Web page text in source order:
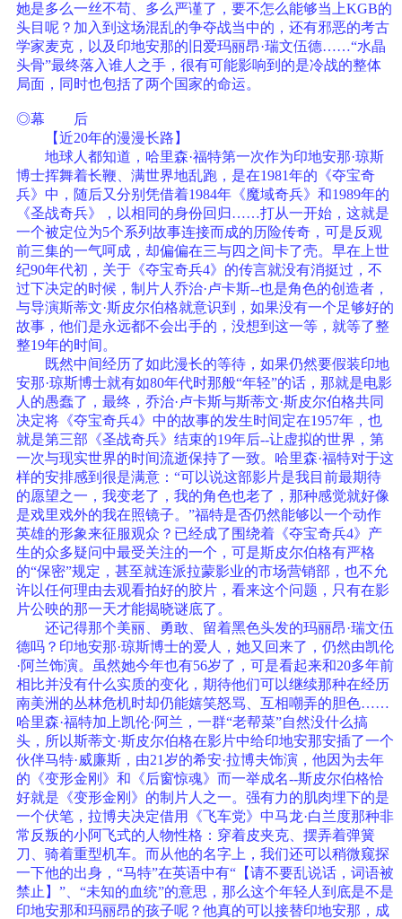
她是多么一丝不苟、多么严谨了，要不怎么能够当上KGB的
头目呢？加入到这场混乱的争夺战当中的，还有邪恶的考古
学家麦克，以及印地安那的旧爱玛丽昂·瑞文伍德……“水晶
头骨”最终落入谁人之手，很有可能影响到的是冷战的整体
局面，同时也包括了两个国家的命运。
◎幕 后
【近20年的漫漫长路】
地球人都知道，哈里森·福特第一次作为印地安那·琼斯
博士挥舞着长鞭、满世界地乱跑，是在1981年的《夺宝奇
兵》中，随后又分别凭借着1984年《魔域奇兵》和1989年的
《圣战奇兵》，以相同的身份回归……打从一开始，这就是
一个被定位为5个系列故事连接而成的历险传奇，可是反观
前三集的一气呵成，却偏偏在三与四之间卡了壳。早在上世
纪90年代初，关于《夺宝奇兵4》的传言就没有消挺过，不
过下决定的时候，制片人乔治·卢卡斯--也是角色的创造者，
与导演斯蒂文·斯皮尔伯格就意识到，如果没有一个足够好的
故事，他们是永远都不会出手的，没想到这一等，就等了整
整19年的时间。
既然中间经历了如此漫长的等待，如果仍然要假装印地
安那·琼斯博士就有如80年代时那般“年轻”的话，那就是电影
人的愚蠢了，最终，乔治·卢卡斯与斯蒂文·斯皮尔伯格共同
决定将《夺宝奇兵4》中的故事的发生时间定在1957年，也
就是第三部《圣战奇兵》结束的19年后--让虚拟的世界，第
一次与现实世界的时间流逝保持了一致。哈里森·福特对于这
样的安排感到很是满意：“可以说这部影片是我目前最期待
的愿望之一，我变老了，我的角色也老了，那种感觉就好像
是戏里戏外的我在照镜子。”福特是否仍然能够以一个动作
英雄的形象来征服观众？已经成了围绕着《夺宝奇兵4》产
生的众多疑问中最受关注的一个，可是斯皮尔伯格有严格
的“保密”规定，甚至就连派拉蒙影业的市场营销部，也不允
许以任何理由去观看拍好的胶片，看来这个问题，只有在影
片公映的那一天才能揭晓谜底了。
还记得那个美丽、勇敢、留着黑色头发的玛丽昂·瑞文伍
德吗？印地安那·琼斯博士的爱人，她又回来了，仍然由凯伦
·阿兰饰演。虽然她今年也有56岁了，可是看起来和20多年前
相比并没有什么实质的变化，期待他们可以继续那种在经历
南美洲的丛林危机时却仍能嬉笑怒骂、互相嘲弄的胆色……
哈里森·福特加上凯伦·阿兰，一群“老帮菜”自然没什么搞
头，所以斯蒂文·斯皮尔伯格在影片中给印地安那安插了一个
伙伴马特·威廉斯，由21岁的希安·拉博夫饰演，他因为去年
的《变形金刚》和《后窗惊魂》而一举成名--斯皮尔伯格恰
好就是《变形金刚》的制片人之一。强有力的肌肉埋下的是
一个伏笔，拉博夫决定借用《飞车党》中马龙·白兰度那种非
常反叛的小阿飞式的人物性格：穿着皮夹克、摆弄着弹簧
刀、骑着重型机车。而从他的名字上，我们还可以稍微窥探
一下他的出身，“马特”在英语中有“【请不要乱说话，词语被
禁止】”、“未知的血统”的意思，那么这个年轻人到底是不是
印地安那和玛丽昂的孩子呢？他真的可以接替印地安那，成